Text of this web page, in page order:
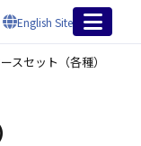
English Site
スセット（各種）